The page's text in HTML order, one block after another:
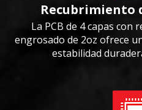
Recubrimiento
La PCB de 4 capas con
engrosado de 2oz ofrece
estabilidad